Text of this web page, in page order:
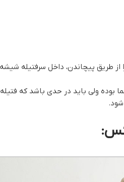
از طریق پیچاندن، داخل سرفتیله
بوده ولی باید در حدی باشد که